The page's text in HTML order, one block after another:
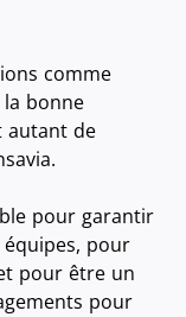
comme
la bonne
autant de
pour garantir
pour
pour être un
pour